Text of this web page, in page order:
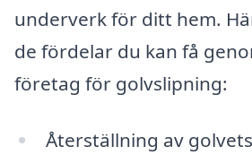
underverk för ditt hem.
de fördelar du kan få
företag för golvslipning:
Återställning av